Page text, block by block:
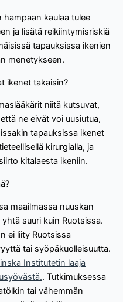
kaulaa tulee
ja lisätä reikiintymisriskiä
tapauksissa ikenien
menetykseen.
ikenet takaisin?
niitä kutsuvat,
ne eivät voi uusiutua,
tapauksissa ikenet
kirurgialla, ja
kitalaesta ikeniin.
maailmassa nuuskan
suuri kuin Ruotsissa.
ei liity Ruotsissa
tai syöpäkuolleisuutta.
Institutetin laaja
. Tutkimuksessa
tai vähemmän